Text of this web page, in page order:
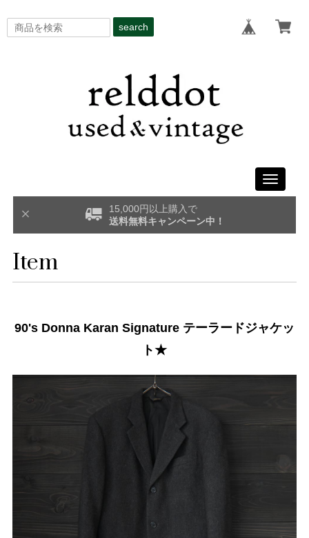
search
Toggle
15,000円以上購入で
送料無料キャンペーン中！
Item
90's Donna Karan Signature テーラードジャケッ
ト★